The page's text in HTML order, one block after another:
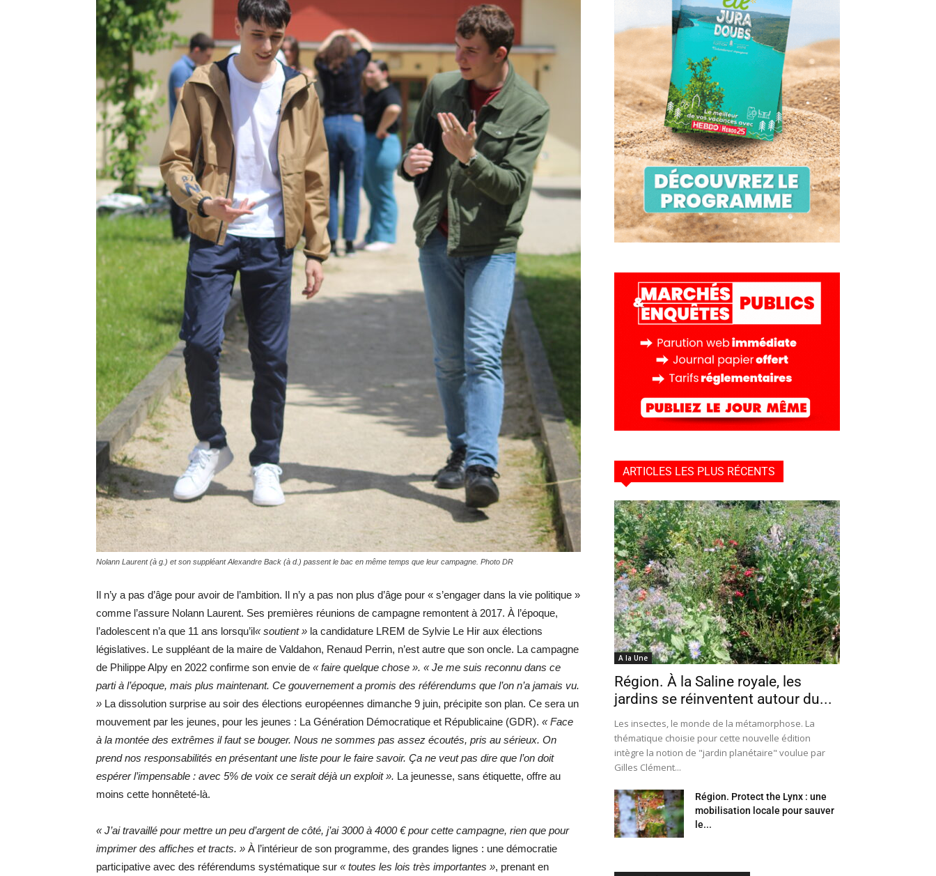
Hebdo25
Nolann Laurent (à g.) et son suppléant Alexandre Back (à d.) passent le bac en même temps que leur campagne. Photo DR
Il n’y a pas d’âge pour avoir de l’ambition. Il n’y a pas non plus d’âge pour « s’engager dans la vie politique »
comme l’assure Nolann Laurent. Ses premières réunions de campagne remontent à 2017. À l’époque,
l’adolescent n’a que 11 ans lorsqu’il« soutient » la candidature LREM de Sylvie Le Hir aux élections
législatives. Le suppléant de la maire de Valdahon, Renaud Perrin, n’est autre que son oncle. La campagne
de Philippe Alpy en 2022 confirme son envie de « faire quelque chose ». « Je me suis reconnu dans ce
parti à l’époque, mais plus maintenant. Ce gouvernement a promis des référendums que l’on n’a jamais vu.
» La dissolution surprise au soir des élections européennes dimanche 9 juin, précipite son plan. Ce sera un
mouvement par les jeunes, pour les jeunes : La Génération Démocratique et Républicaine (GDR). « Face
à la montée des extrêmes il faut se bouger. Nous ne sommes pas assez écoutés, pris au sérieux. On
prend nos responsabilités en présentant une liste pour le faire savoir. Ça ne veut pas dire que l’on doit
espérer l’impensable : avec 5% de voix ce serait déjà un exploit ». La jeunesse, sans étiquette, offre au
moins cette honnêteté-là.
« J’ai travaillé pour mettre un peu d’argent de côté, j’ai 3000 à 4000 € pour cette campagne, rien que pour
imprimer des affiches et tracts. » À l’intérieur de son programme, des grandes lignes : une démocratie
participative avec des référendums systématique sur « toutes les lois très importantes », prenant en
ARTICLES LES PLUS RÉCENTS
A la Une
Région. À la Saline royale, les
jardins se réinventent autour du...
Les insectes, le monde de la métamorphose. La
thématique choisie pour cette nouvelle édition
intègre la notion de "jardin planétaire" voulue par
Gilles Clément...
Région. Protect the Lynx : une
mobilisation locale pour sauver
le...